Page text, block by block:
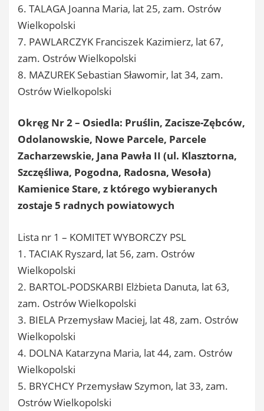
6. TALAGA Joanna Maria, lat 25, zam. Ostrów
Wielkopolski
7. PAWLARCZYK Franciszek Kazimierz, lat 67,
zam. Ostrów Wielkopolski
8. MAZUREK Sebastian Sławomir, lat 34, zam.
Ostrów Wielkopolski
Okręg Nr 2 – Osiedla: Pruślin, Zacisze-Zębców,
Odolanowskie, Nowe Parcele, Parcele
Zacharzewskie, Jana Pawła II (ul. Klasztorna,
Szczęśliwa, Pogodna, Radosna, Wesoła)
Kamienice Stare, z którego wybieranych
zostaje 5 radnych powiatowych
Lista nr 1 – KOMITET WYBORCZY PSL
1. TACIAK Ryszard, lat 56, zam. Ostrów
Wielkopolski
2. BARTOL-PODSKARBI Elżbieta Danuta, lat 63,
zam. Ostrów Wielkopolski
3. BIELA Przemysław Maciej, lat 48, zam. Ostrów
Wielkopolski
4. DOLNA Katarzyna Maria, lat 44, zam. Ostrów
Wielkopolski
5. BRYCHCY Przemysław Szymon, lat 33, zam.
Ostrów Wielkopolski